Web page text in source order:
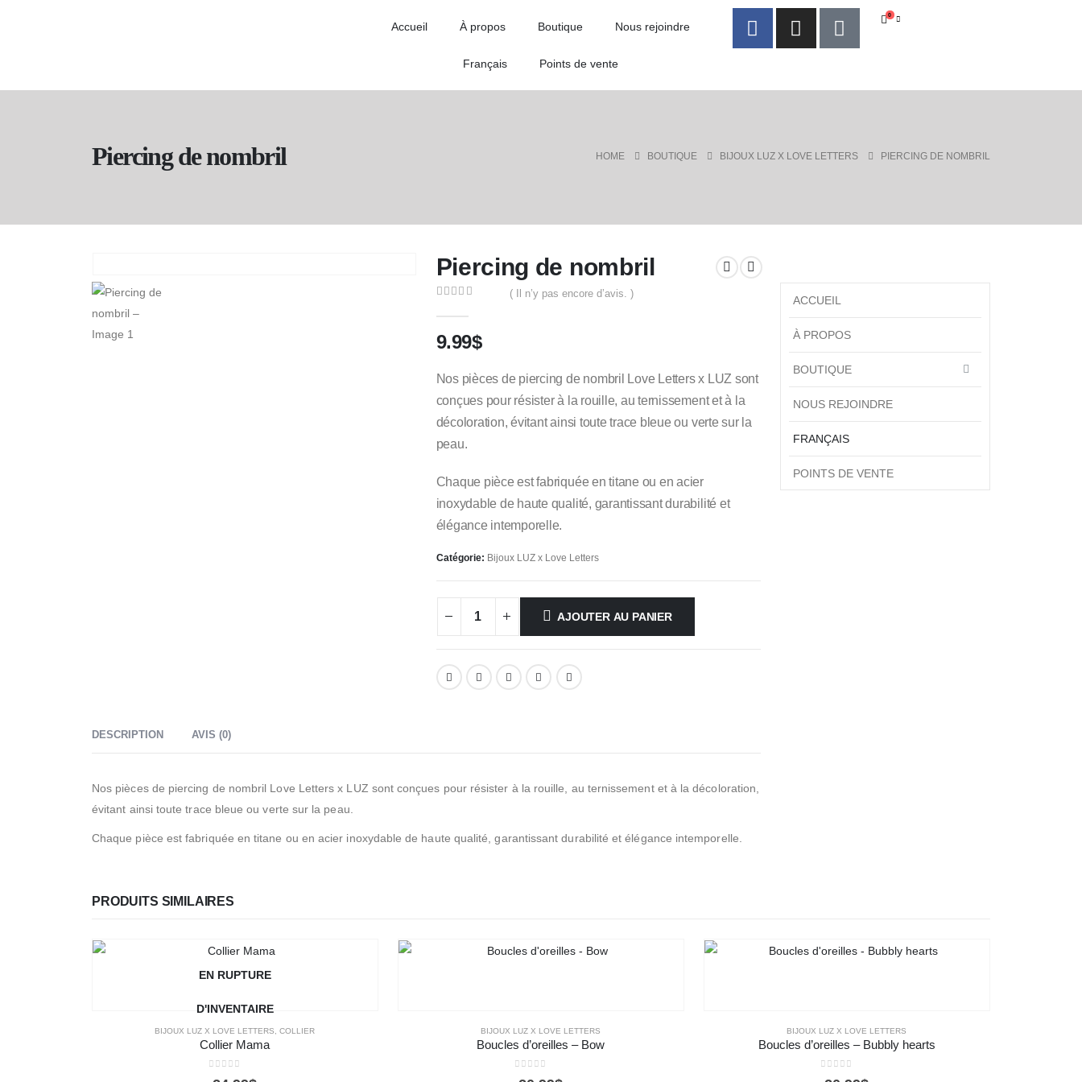
Accueil À propos Boutique Nous rejoindre
Français Points de vente
0
Piercing de nombril HOME BOUTIQUE BIJOUX LUZ X LOVE LETTERS PIERCING DE NOMBRIL
Piercing de nombril
( Il n’y pas encore d’avis. )
9.99$
Nos pièces de piercing de nombril Love Letters x LUZ sont
conçues pour résister à la rouille, au ternissement et à la
décoloration, évitant ainsi toute trace bleue ou verte sur la
peau.
Chaque pièce est fabriquée en titane ou en acier
inoxydable de haute qualité, garantissant durabilité et
élégance intemporelle.
Catégorie: Bijoux LUZ x Love Letters
AJOUTER AU PANIER
DESCRIPTION AVIS (0)
Nos pièces de piercing de nombril Love Letters x LUZ sont conçues pour résister à la rouille, au ternissement et à la décoloration,
évitant ainsi toute trace bleue ou verte sur la peau.
Chaque pièce est fabriquée en titane ou en acier inoxydable de haute qualité, garantissant durabilité et élégance intemporelle.
ACCUEIL
À PROPOS
BOUTIQUE
NOUS REJOINDRE
FRANÇAIS
POINTS DE VENTE
PRODUITS SIMILAIRES
EN RUPTURE
D'INVENTAIRE
BIJOUX LUZ X LOVE LETTERS ,COLLIER
Collier Mama
out of 5
BIJOUX LUZ X LOVE LETTERS
Boucles d’oreilles – Bow
out of 5
BIJOUX LUZ X LOVE LETTERS
Boucles d’oreilles – Bubbly hearts
out of 5